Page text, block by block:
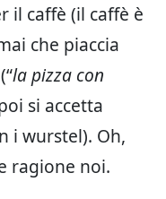
il caffè (il caffè è
che piaccia
la pizza con
si accetta
i wurstel). Oh,
ragione noi.